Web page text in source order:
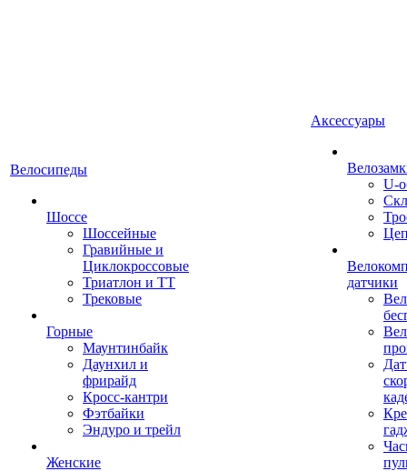
Велосипеды
Шоссе
Шоссейные
Гравийные и
Циклокроссовые
Триатлон и ТТ
Трековые
Горные
Маунтинбайк
Даунхил и
фрирайд
Кросс-кантри
Фэтбайки
Эндуро и трейл
Женские
Аксессуары
U-
датчики